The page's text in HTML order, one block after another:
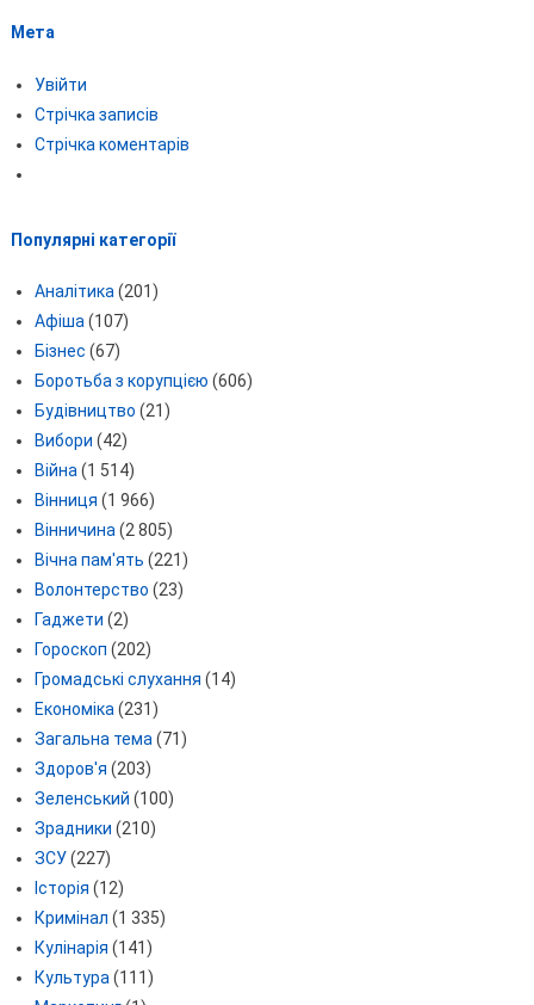
Мета
Увійти
Стрічка записів
Стрічка коментарів
Популярні категорії
Аналітика (201)
Афіша (107)
Бізнес (67)
Боротьба з корупцією (606)
Будівництво (21)
Вибори (42)
Війна (1 514)
Вінниця (1 966)
Вінничина (2 805)
Вічна пам'ять (221)
Волонтерство (23)
Гаджети (2)
Гороскоп (202)
Громадські слухання (14)
Економіка (231)
Загальна тема (71)
Здоров'я (203)
Зеленський (100)
Зрадники (210)
ЗСУ(227)
Історія (12)
Кримінал (1 335)
Кулінарія (141)
Культура (111)